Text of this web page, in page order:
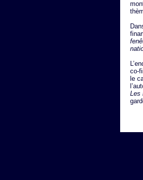
co-
le
Les